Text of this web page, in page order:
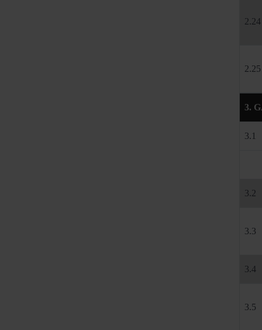
2.24
2.25
3.
3.1
3.2
3.3
3.4
3.5